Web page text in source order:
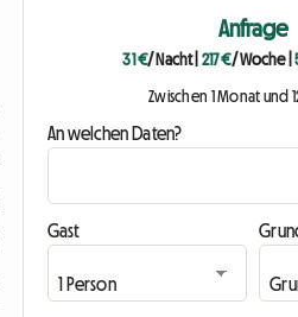
Anfrage
31 €/ Nacht| 217 €/ Woche|
Zwischen 1 Monat und
An welchen Daten?
Gast